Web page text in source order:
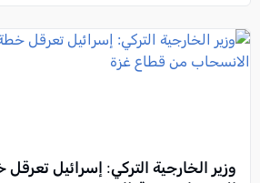
وزير الخارجية التركي: إسرائيل